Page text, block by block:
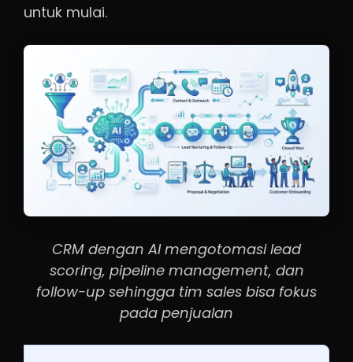
untuk mulai.
CRM dengan AI mengotomasi lead
scoring, pipeline management, dan
follow-up sehingga tim sales bisa fokus
pada penjualan